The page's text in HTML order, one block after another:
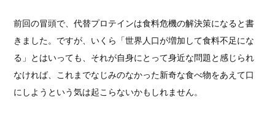
前回の冒頭で、代替プロテインは食料危機の解決策になると書
きました。ですが、いくら「世界人口が増加して食料不足にな
る」とはいっても、それが自身にとって身近な問題と感じられ
なければ、これまでなじみのなかった新奇な食べ物をあえて口
にしようという気は起こらないかもしれません。